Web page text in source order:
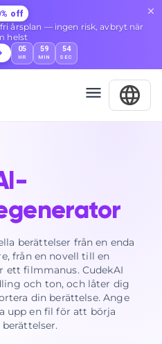
off
årsplan — ingen risk, avbryt när
helst
05
HR
59
MIN
53
SEC
berättelser från en enda
från en novell till en
ett filmmanus. CudekAI
och ton, och låter dig
din berättelse. Ange
upp en fil för att börja